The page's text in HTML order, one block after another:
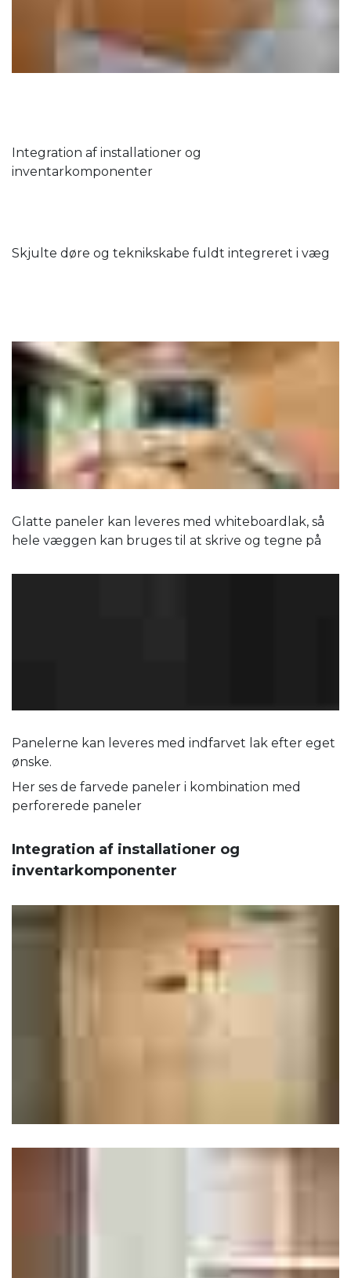
Integration af installationer og
inventarkomponenter
Skjulte døre og teknikskabe fuldt integreret i væg
Glatte paneler kan leveres med whiteboardlak, så
hele væggen kan bruges til at skrive og tegne på
Panelerne kan leveres med indfarvet lak efter eget
ønske.
Her ses de farvede paneler i kombination med
perforerede paneler
Integration af installationer og
inventarkomponenter